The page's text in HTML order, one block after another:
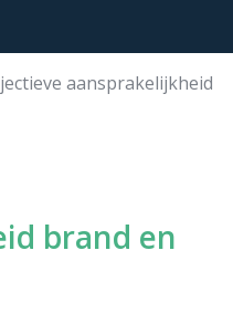
aansprakelijkheid
brand en